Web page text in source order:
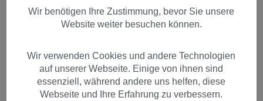
Wir benötigen Ihre Zustimmung, bevor Sie unsere
Website weiter besuchen können.
Wir verwenden Cookies und andere Technologien
auf unserer Webseite. Einige von ihnen sind
essenziell, während andere uns helfen, diese
Webseite und Ihre Erfahrung zu verbessern.